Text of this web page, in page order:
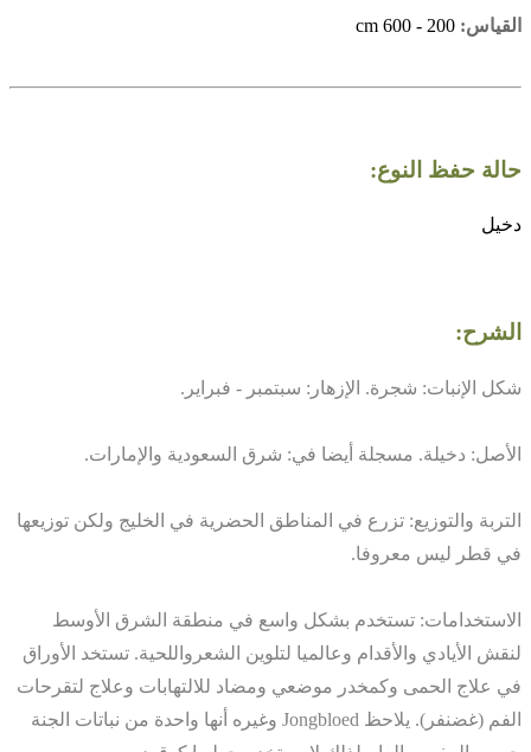
القياس:
حالة حفظ النوع:
دخيل
الشرح:
شكل الإنبات: شجرة. الإزهار: سبتمبر - فبراير.
الأصل: دخيلة. مسجلة أيضا في: شرق السعودية والإمارات.
التربة والتوزيع: تزرع في المناطق الحضرية في الخليج ولكن توزيعها
في قطر ليس معروفا.
الاستخدامات: تستخدم بشكل واسع في منطقة الشرق الأوسط
لنقش الأيادي والأقدام وعالميا لتلوين الشعرواللحية. تستخد الأوراق
في علاج الحمى وكمخدر موضعي ومضاد للالتهابات وعلاج لتقرحات
الفم (غضنفر). يلاحظ Jongbloed وغيره أنها واحدة من نباتات الجنة